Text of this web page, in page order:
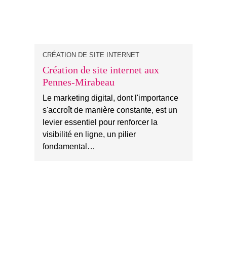
CRÉATION DE SITE INTERNET
Création de site internet aux
Pennes-Mirabeau
Le marketing digital, dont l'importance
s'accroît de manière constante, est un
levier essentiel pour renforcer la
visibilité en ligne, un pilier
fondamental…